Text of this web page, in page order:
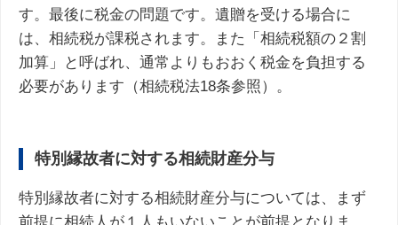
す。最後に税金の問題です。遺贈を受ける場合に
は、相続税が課税されます。また「相続税額の２割
加算」と呼ばれ、通常よりもおおく税金を負担する
必要があります（相続税法18条参照）。
特別縁故者に対する相続財産分与
特別縁故者に対する相続財産分与については、まず
前提に相続人が１人もいないことが前提となりま